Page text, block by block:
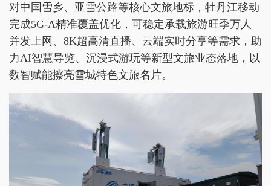
对中国雪乡、亚雪公路等核心文旅地标，牡丹江移动
完成5G-A精准覆盖优化，可稳定承载旅游旺季万人
并发上网、8K超高清直播、云端实时分享等需求，助
力AI智慧导览、沉浸式游玩等新型文旅业态落地，以
数智赋能擦亮雪城特色文旅名片。